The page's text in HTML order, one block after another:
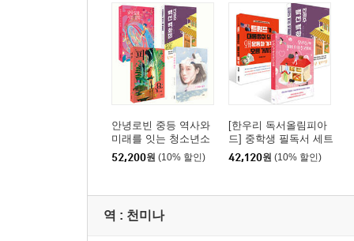
안녕로빈 중등 역사와
미래를 잇는 청소년소
설 세트
52,200원 (10% 할인)
[한우리 독서올림피아
드] 중학생 필독서 세트
42,120원 (10% 할인)
역 : 천미나